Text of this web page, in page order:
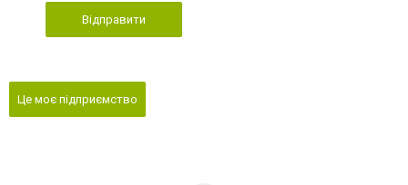
Відправити
Це моє підприємство